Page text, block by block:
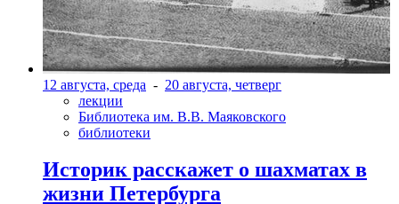
12 августа, среда - 20 августа, четверг
лекции
Библиотека им. В.В. Маяковского
библиотеки
Историк расскажет о шахматах в
жизни Петербурга